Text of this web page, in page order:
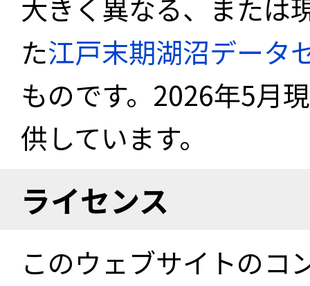
大きく異なる、または
た江戸末期湖沼データ
ものです。2026年5月
供しています。
ライセンス
このウェブサイトのコ